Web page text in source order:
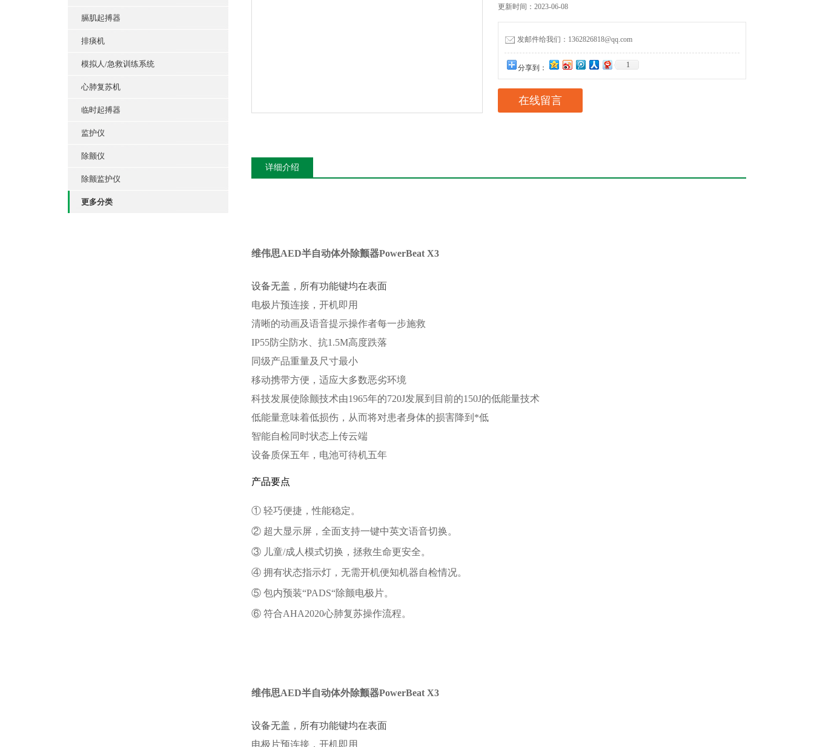
膈肌起搏器
排痰机
模拟人/急救训练系统
心肺复苏机
临时起搏器
监护仪
除颤仪
除颤监护仪
更多分类
更新时间：2023-06-08
发邮件给我们：1362826818@qq.com
分享到： 1
在线留言
详细介绍
维伟思AED半自动体外除颤器PowerBeat X3
设备无盖，所有功能键均在表面
电极片预连接，开机即用
清晰的动画及语音提示操作者每一步施救
IP55防尘防水、抗1.5M高度跌落
同级产品重量及尺寸最小
移动携带方便，适应大多数恶劣环境
科技发展使除颤技术由1965年的720J发展到目前的150J的低能量技术
低能量意味着低损伤，从而将对患者身体的损害降到 *低
智能自检同时状态上传云端
设备质保五年，电池可待机五年
产品要点
① 轻巧便捷，性能稳定。
② 超大显示屏，全面支持一键中英文语音切换。
③ 儿童/成人模式切换，拯救生命更安全。
④ 拥有状态指示灯，无需开机便知机器自检情况。
⑤ 包内预装“PADS“除颤电极片。
⑥ 符合AHA2020心肺复苏操作流程。
维伟思AED半自动体外除颤器PowerBeat X3
设备无盖，所有功能键均在表面
电极片预连接，开机即用